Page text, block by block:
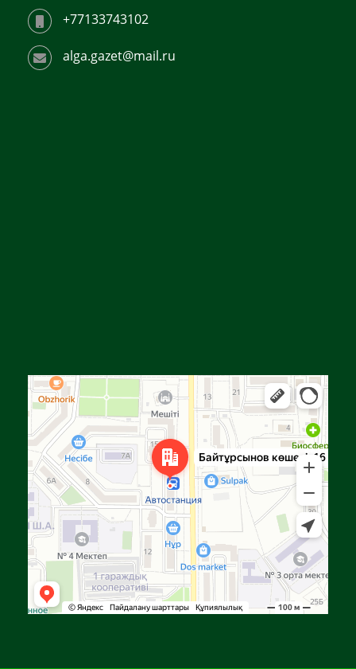
+77133743102
alga.gazet@mail.ru
Улица Байтурсынова, 16 — Яндекс Карты